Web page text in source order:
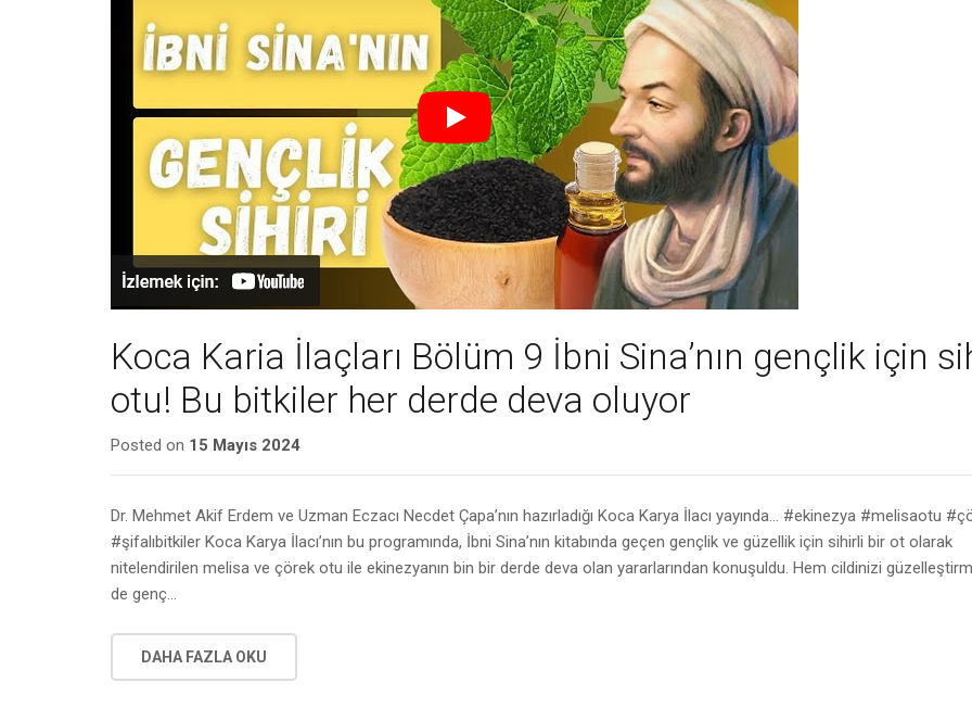
Koca Karia İlaçları Bölüm 9 İbni Sina’nın gençlik için
otu! Bu bitkiler her derde deva oluyor
Posted on 15 Mayıs 2024
Dr. Mehmet Akif Erdem ve Uzman Eczacı Necdet Çapa’nın hazırladığı Koca Karya İlacı yayında… #ekinezya #melisaotu
#şifalıbitkiler Koca Karya İlacı’nın bu programında, İbni Sina’nın kitabında geçen gençlik ve güzellik için sihirli bir ot olarak
nitelendirilen melisa ve çörek otu ile ekinezyanın bin bir derde deva olan yararlarından konuşuldu. Hem cildinizi
de genç…
DAHA FAZLA OKU